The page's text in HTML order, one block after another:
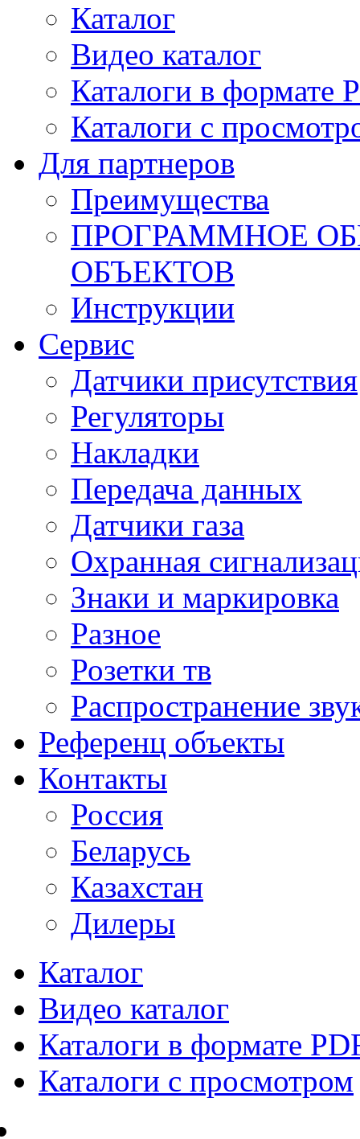
Каталог
Видео каталог
Каталоги в формате
Каталоги с
Для партнеров
Преимущества
ПРОГРАММНОЕ
ОБЪЕКТОВ
Инструкции
Сервис
Датчики присутствия
Регуляторы
Накладки
Передача данных
Датчики газа
Охранная
Знаки и маркировка
Разное
Розетки тв
Распространение
Референц объекты
Контакты
Россия
Беларусь
Казахстан
Дилеры
Каталог
Видео каталог
Каталоги в формате
Каталоги с просмотром